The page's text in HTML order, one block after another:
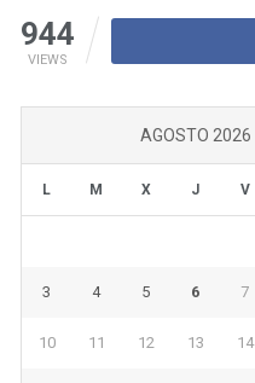
944
VIEWS
AGOSTO 2026
L M X J V
3 4 5 6 7
10 11 12 13 14